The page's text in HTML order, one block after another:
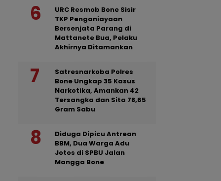
URC Resmob Bone Sisir
TKP Penganiayaan
Bersenjata Parang di
Mattanete Bua, Pelaku
Akhirnya Ditamankan
Satresnarkoba Polres
Bone Ungkap 35 Kasus
Narkotika, Amankan 42
Tersangka dan Sita 78,65
Gram Sabu
Diduga Dipicu Antrean
BBM, Dua Warga Adu
Jotos di SPBU Jalan
Mangga Bone